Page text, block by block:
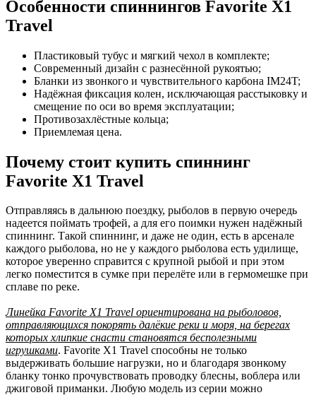
Особенности спиннингов Favorite X1
Travel
Пластиковый тубус и мягкий чехол в комплекте;
Современный дизайн с разнесённой рукоятью;
Бланки из звонкого и чувствительного карбона IM24T;
Надёжная фиксация колен, исключающая расстыковку и
смещение по оси во время эксплуатации;
Противозахлёстные кольца;
Приемлемая цена.
Почему стоит купить спиннинг
Favorite X1 Travel
Отправляясь в дальнюю поездку, рыболов в первую очередь
надеется поймать трофей, а для его поимки нужен надёжный
спиннинг. Такой спиннинг, и даже не один, есть в арсенале
каждого рыболова, но не у каждого рыболова есть удилище,
которое уверенно справится с крупной рыбой и при этом
легко поместится в сумке при перелёте или в гермомешке при
сплаве по реке.
Линейка Favorite X1 Travel ориентирована на рыболовов,
отправляющихся покорять далёкие реки и моря, на берегах
которых хлипкие снасти становятся бесполезными
игрушками. Favorite X1 Travel способны не только
выдерживать большие нагрузки, но и благодаря звонкому
бланку тонко прочувствовать проводку блесны, воблера или
джиговой приманки. Любую модель из серии можно